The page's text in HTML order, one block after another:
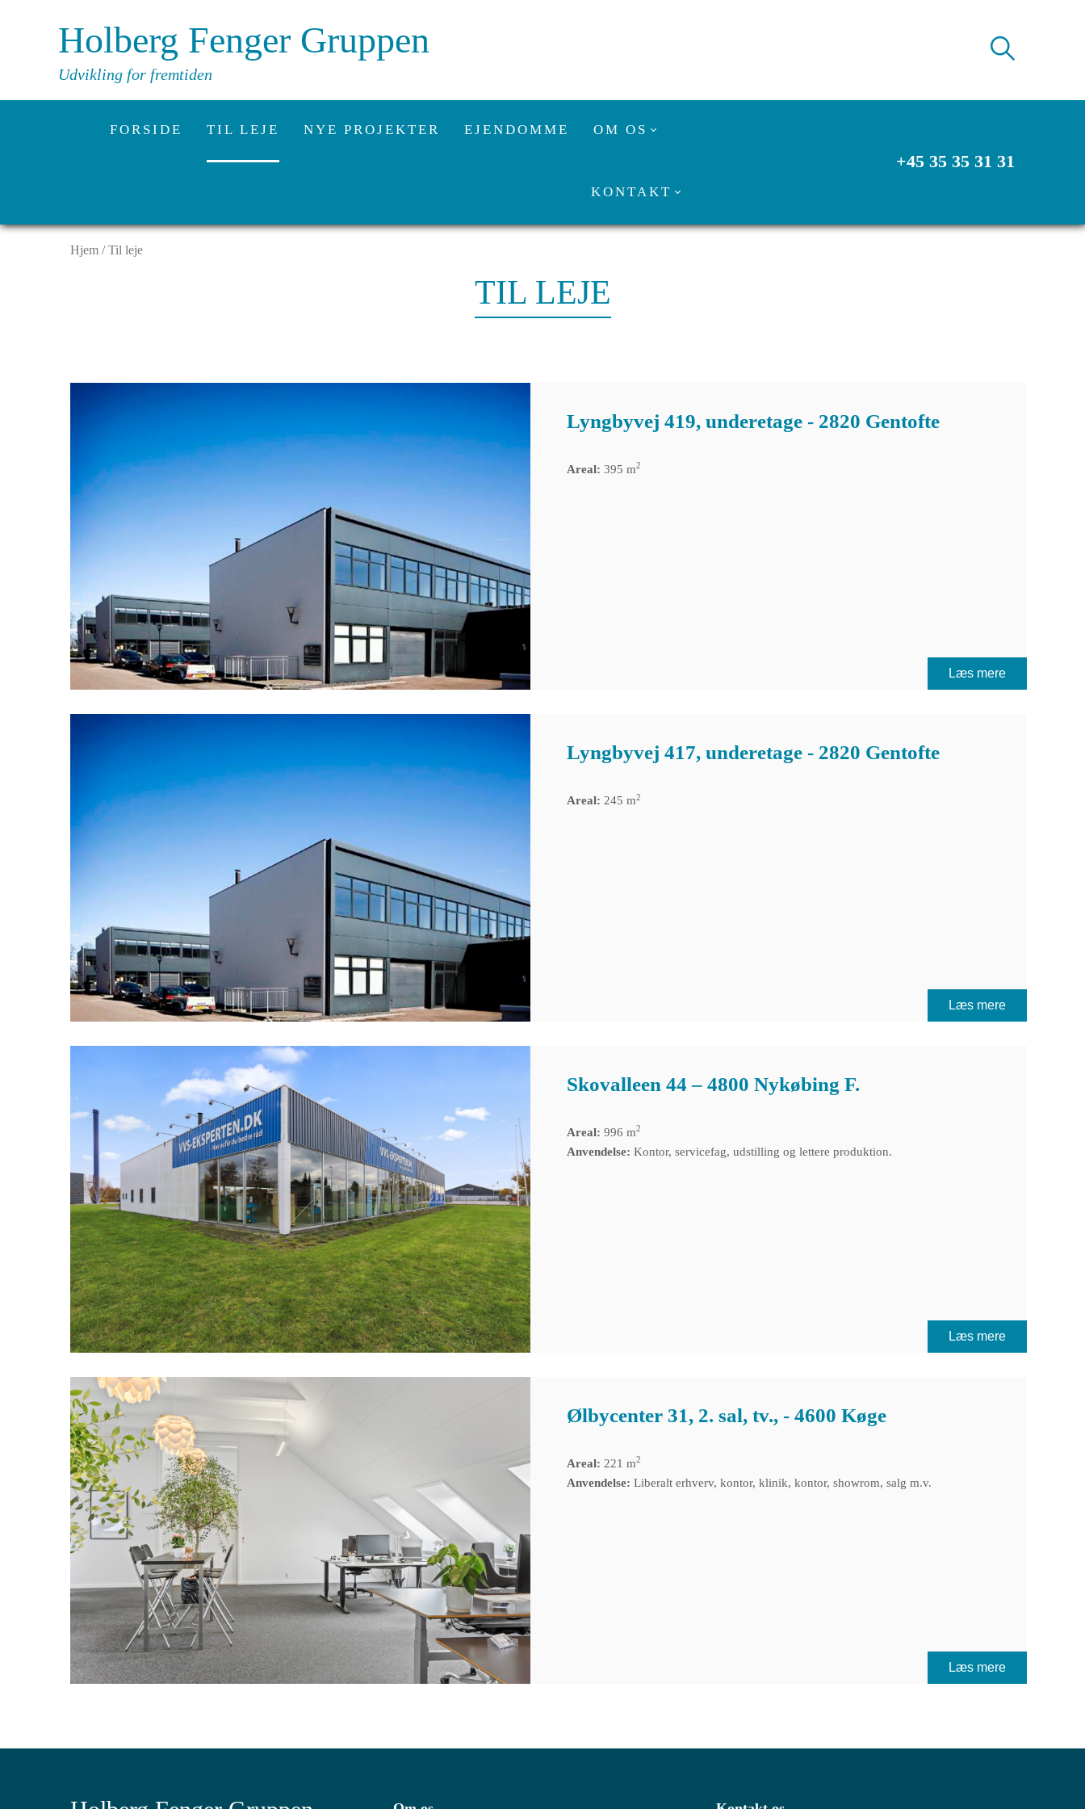
Holberg Fenger Gruppen
Udvikling for fremtiden
FORSIDE TIL LEJE NYE PROJEKTER EJENDOMME OM OS
KONTAKT
+45 35 35 31 31
Hjem /Til leje
TIL LEJE
Lyngbyvej 419, underetage - 2820 Gentofte
Areal: 395 m2
Læs mere
Lyngbyvej 417, underetage - 2820 Gentofte
Areal: 245 m2
Læs mere
Skovalleen 44 – 4800 Nykøbing F.
Areal: 996 m2
Anvendelse: Kontor, servicefag, udstilling og lettere produktion.
Læs mere
Ølbycenter 31, 2. sal, tv., - 4600 Køge
Areal: 221 m2
Anvendelse: Liberalt erhverv, kontor, klinik, kontor, showrom, salg m.v.
Læs mere